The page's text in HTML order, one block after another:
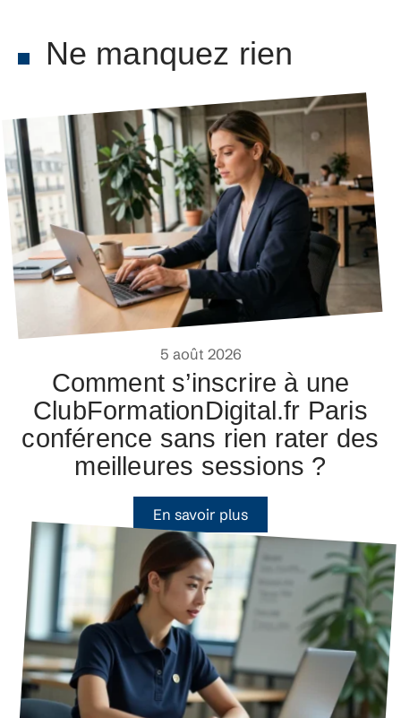
Ne manquez rien
5 août 2026
Comment s’inscrire à une
ClubFormationDigital.fr Paris
conférence sans rien rater des
meilleures sessions ?
En savoir plus